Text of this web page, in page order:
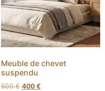
Meuble de chevet
suspendu
500€ 400€